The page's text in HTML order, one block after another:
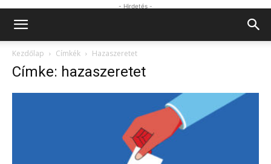
- Hirdetés -
Kezdőlap Címkék Hazaszeretet
Címke: hazaszeretet